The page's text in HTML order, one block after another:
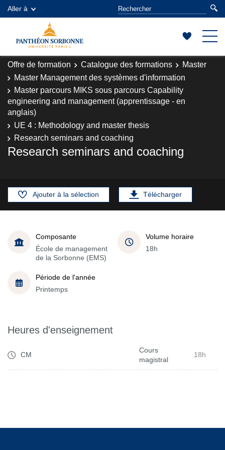
Aller à
Offre de formation Catalogue des formations
Master
Master Management des systèmes d'information
Master parcours MIKS sous parcours Capability
engineering and management (apprentissage - en
anglais)
UE 4 : Methodology and master thesis
Research seminars and coaching
Research seminars and coaching
Ajouter à la sélection Télécharger
Composante
École de management
de la Sorbonne (EMS)
Volume horaire
18h
Période de l'année
Printemps
Heures d'enseignement
CM
Cours
magistral
18h